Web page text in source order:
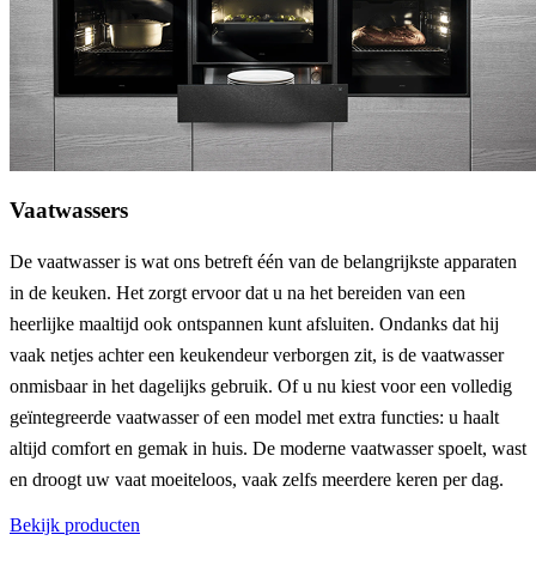
Vaatwassers
De vaatwasser is wat ons betreft één van de belangrijkste apparaten
in de keuken. Het zorgt ervoor dat u na het bereiden van een
heerlijke maaltijd ook ontspannen kunt afsluiten. Ondanks dat hij
vaak netjes achter een keukendeur verborgen zit, is de vaatwasser
onmisbaar in het dagelijks gebruik. Of u nu kiest voor een volledig
geïntegreerde vaatwasser of een model met extra functies: u haalt
altijd comfort en gemak in huis. De moderne vaatwasser spoelt, wast
en droogt uw vaat moeiteloos, vaak zelfs meerdere keren per dag.
Bekijk producten